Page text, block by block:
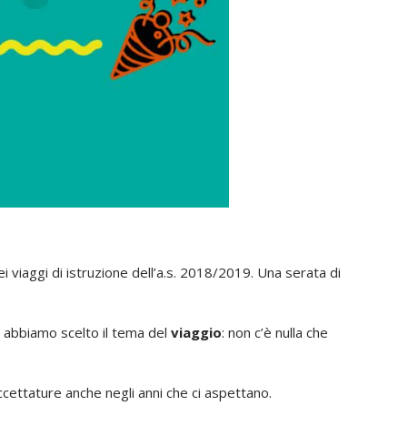
di istruzione dell’a.s. 2018/2019. Una serata di
scelto il tema del viaggio: non c’è nulla che
anche negli anni che ci aspettano.